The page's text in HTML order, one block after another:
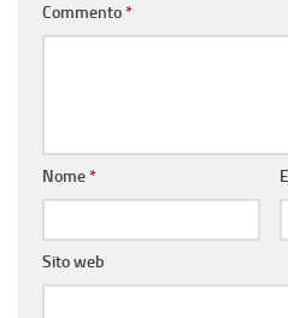
Commento*
Nome*
Sito web